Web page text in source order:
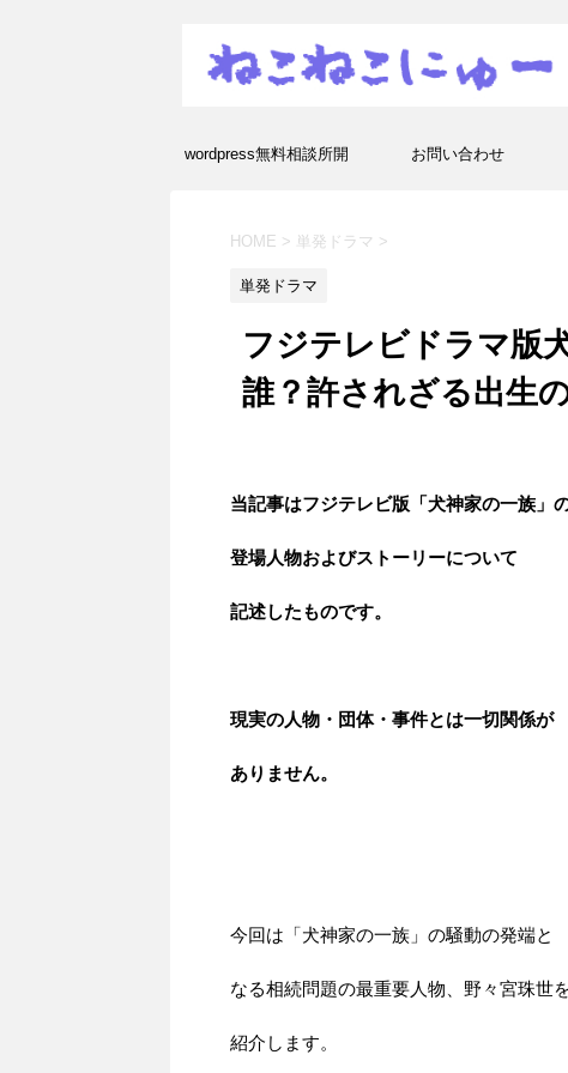
wordpress無料相談所開
ます！
お問い合わせ
HOME > 単発ドラマ >
単発ドラマ
フジテレビドラマ版
誰？許されざる出生
当記事はフジテレビ版「犬神家の一族」
登場人物およびストーリーについて
記述したものです。
現実の人物・団体・事件とは一切関係が
ありません。
今回は「犬神家の一族」の騒動の発端と
なる相続問題の最重要人物、野々宮珠世
紹介します。